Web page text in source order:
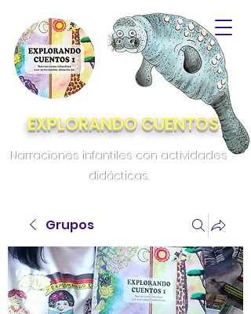
EXPLORANDO CUENTOS
Narraciones infantiles con actividades
didácticas.
Grupos